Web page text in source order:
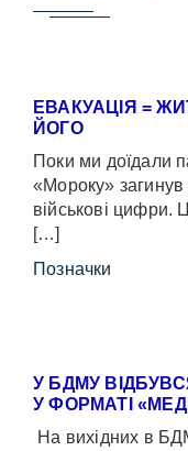
ЕВАКУАЦІЯ =
ЙОГО
Поки ми доїдали
«Мороку»
військові
[…]
Позначки
У БДМУ
У ФОРМАТІ
На вихідних в